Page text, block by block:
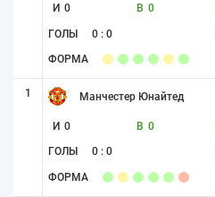
И 0 В 0
ГОЛЫ 0 : 0
ФОРМА
1 Манчестер Юнайтед
И 0 В 0
ГОЛЫ 0 : 0
ФОРМА